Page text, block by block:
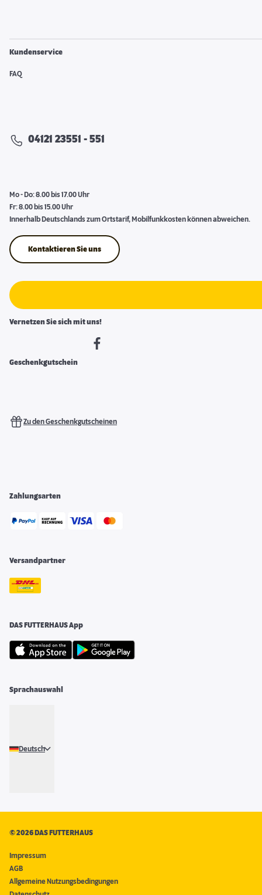
Kundenservice
FAQ
04121 23551 - 551
Mo - Do: 8.00 bis 17.00 Uhr
Fr: 8.00 bis 15.00 Uhr
Innerhalb Deutschlands zum Ortstarif, Mobilfunkkosten können abweichen.
Kontaktieren Sie uns
Vernetzen Sie sich mit uns!
Geschenkgutschein
Zu den Geschenkgutscheinen
Zahlungsarten
Versandpartner
DAS FUTTERHAUS App
Sprachauswahl
Deutsch
©2026 DAS FUTTERHAUS
Impressum
AGB
Allgemeine Nutzungsbedingungen